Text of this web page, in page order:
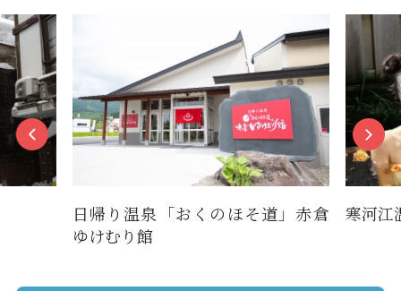
日帰り温泉「おくのほそ道」赤倉
ゆけむり館
寒河江